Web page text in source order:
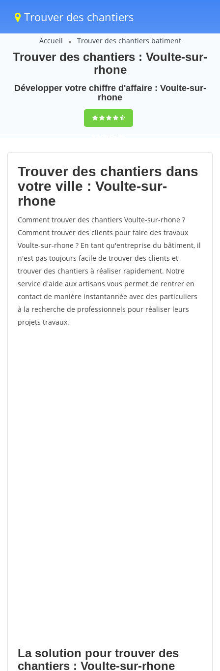
Trouver des chantiers
Accueil Trouver des chantiers batiment
Trouver des chantiers : Voulte-sur-
rhone
Développer votre chiffre d'affaire : Voulte-sur-
rhone
9,5(100%)49
votes
Trouver des chantiers dans
votre ville : Voulte-sur-
rhone
Comment trouver des chantiers Voulte-sur-rhone ?
Comment trouver des clients pour faire des travaux
Voulte-sur-rhone ? En tant qu'entreprise du bâtiment, il
n'est pas toujours facile de trouver des clients et
trouver des chantiers à réaliser rapidement. Notre
service d'aide aux artisans vous permet de rentrer en
contact de manière instantannée avec des particuliers
à la recherche de professionnels pour réaliser leurs
projets travaux.
La solution pour trouver des
chantiers : Voulte-sur-rhone